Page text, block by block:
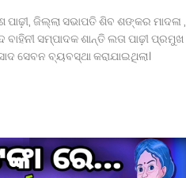
ଜିଲ୍ଲା ସଭାପତି ଶିବ ଶଙ୍କର ମାଦଳା ,
ସମ୍ପାଦକ ଶାନ୍ତି ଲତା ପାଢ଼ୀ ପ୍ରମୁଖ
ସେବନ ବ୍ୟବସ୍ଥା କରାଯାଇଥିଲା।